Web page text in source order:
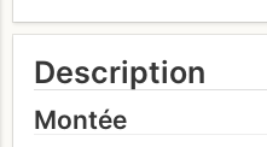
Description
Montée